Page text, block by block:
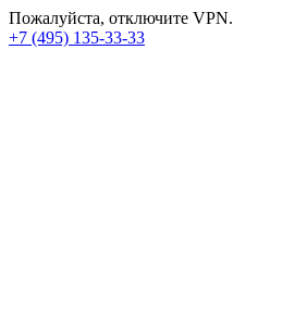
Пожалуйста, отключите VPN.
+7 (495) 135-33-33